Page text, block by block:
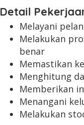
Detail
Melayani
Melakukan
benar
Memastikan
Menghitung
Memberikan
Menangani
Melakukan